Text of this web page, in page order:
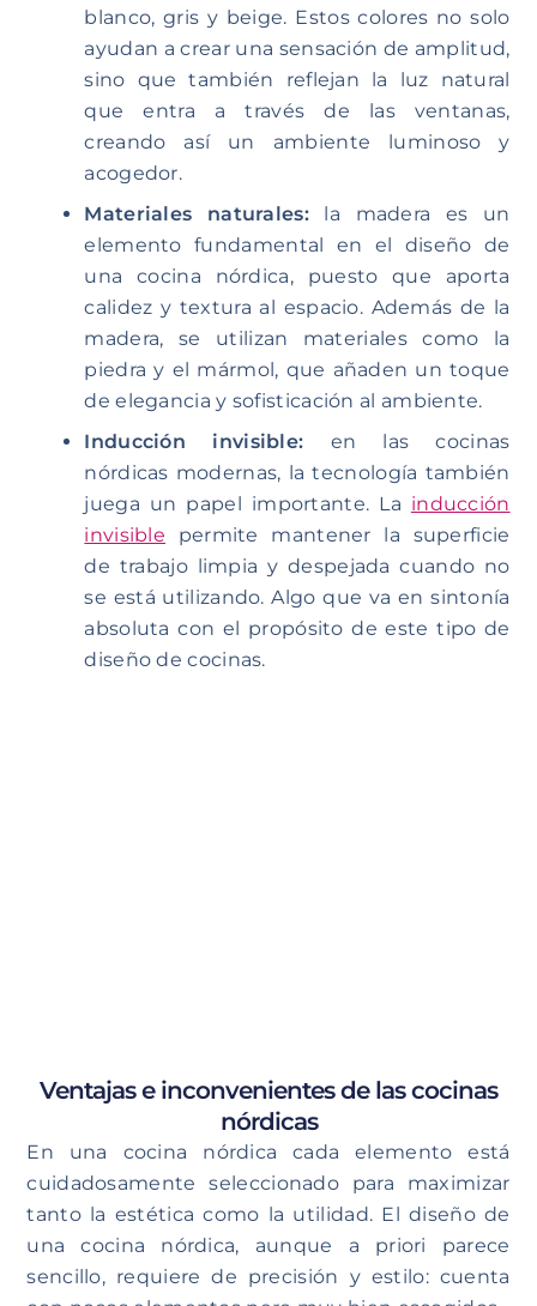
blanco, gris y beige. Estos colores no solo
ayudan a crear una sensación de amplitud,
sino que también reflejan la luz natural
que entra a través de las ventanas,
creando así un ambiente luminoso y
acogedor.
Materiales naturales:la madera es un
elemento fundamental en el diseño de
una cocina nórdica, puesto que aporta
calidez y textura al espacio. Además de la
madera, se utilizan materiales como la
piedra y el mármol, que añaden un toque
de elegancia y sofisticación al ambiente.
Inducción invisible: en las cocinas
nórdicas modernas, la tecnología también
juega un papel importante. La inducción
invisible permite mantener la superficie
de trabajo limpia y despejada cuando no
se está utilizando. Algo que va en sintonía
absoluta con el propósito de este tipo de
diseño de cocinas.
Ventajas e inconvenientes de las cocinas
nórdicas
En una cocina nórdica cada elemento está
cuidadosamente seleccionado para maximizar
tanto la estética como la utilidad. El diseño de
una cocina nórdica, aunque a priori parece
sencillo, requiere de precisión y estilo: cuenta